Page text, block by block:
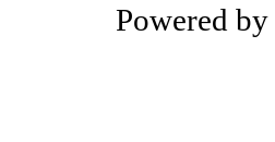
Powered by